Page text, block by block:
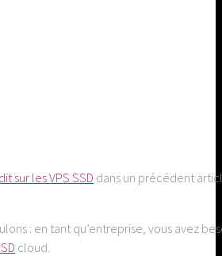
sur les VPS SSD dans un précédent
: en tant qu’entreprise, vous avez
cloud.